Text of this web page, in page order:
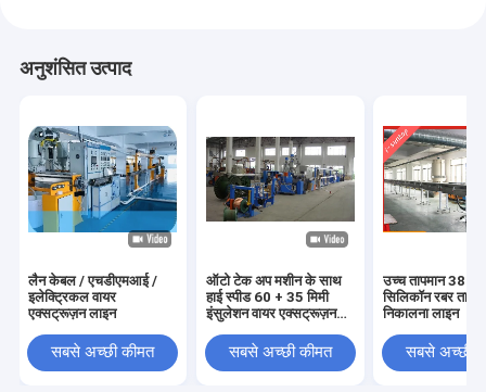
अनुशंसित उत्पाद
लैन केबल / एचडीएमआई /
इलेक्ट्रिकल वायर
एक्सट्रूज़न लाइन
सबसे अच्छी कीमत
ऑटो टेक अप मशीन के साथ
हाई स्पीड 60 + 35 मिमी
इंसुलेशन वायर एक्सट्रूज़न
सबसे अच्छी कीमत
उच्च तापमान
सिलिकॉन रबर ताप
निकालना लाइन
सबसे अच्छी